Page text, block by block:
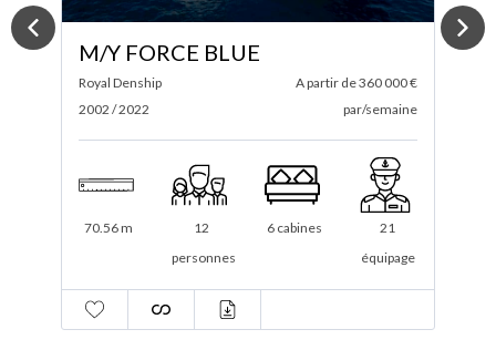
M/Y FIREBIRD
Feadship
2007 / 2021
A partir de $ 575 000
par/semaine
69.40 m
12
personnes
6 cabines
19
équipage